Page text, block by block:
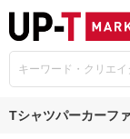
Tシャツパーカーフ